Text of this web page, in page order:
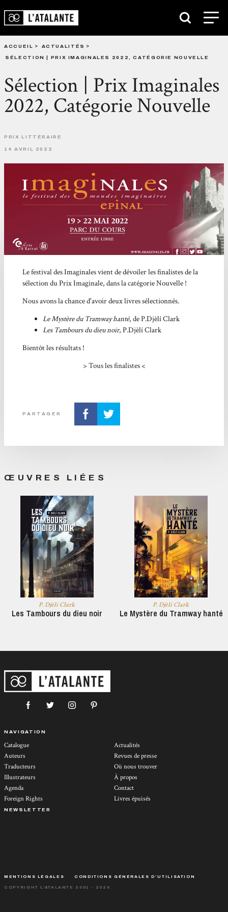
ACCUEIL
ACTUALITÉS
SÉLECTION | PRIX IMAGINALES 2022, CATÉGORIE NOUVELLE
Sélection | Prix Imaginales
2022, Catégorie Nouvelle
PRIX LITTÉRAIRE
14 AVRIL 2022
Le festival des Imaginales vient de dévoiler les finalistes de la
sélection du Prix Imaginale, dans la catégorie Nouvelle !
Nous avons la chance d'avoir deux livres sélectionnés.
Le Mystère du Tramway hanté, de P.Djèlí Clark
Les Tambours du dieu noir, P.Djèlí Clark
Bientôt les résultats !
> Tous les finalistes <
PARTAGER
ŒUVRES LIÉES
P. Djèlí Clark
Les Tambours du dieu noir
P. Djèlí Clark
Le Mystère du Tramway hanté
NAVIGATION
Catalogue
Auteurs
Traducteurs
Illustrateurs
Agenda
Foreign Rights
Actualités
Revues de presse
Où nous trouver
À propos
Contact
Livres épuisés
NEWSLETTER
MENTIONS LÉGALES CONDITIONS GÉNÉRALES D’UTILISATION
COPYRIGHT L'ATALANTE 2001 - 2026